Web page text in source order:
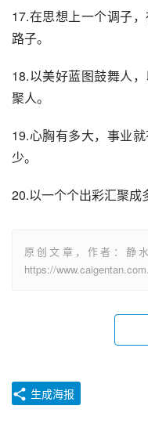
17.在思想上一个调子
路子。
18.以美好蓝图鼓舞人
聚人。
19.心胸有多大，事业
少。
20.以一个个出彩汇聚成
原创文章，作者：静
https://
生成海报